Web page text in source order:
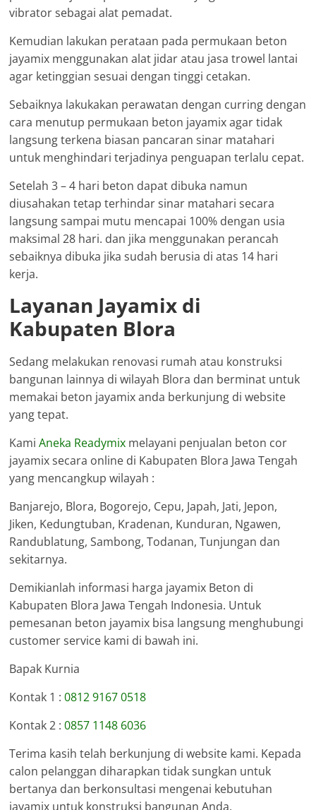
vibrator sebagai alat pemadat.
Kemudian lakukan perataan pada permukaan beton
jayamix menggunakan alat jidar atau jasa trowel lantai
agar ketinggian sesuai dengan tinggi cetakan.
Sebaiknya lakukakan perawatan dengan curring dengan
cara menutup permukaan beton jayamix agar tidak
langsung terkena biasan pancaran sinar matahari
untuk menghindari terjadinya penguapan terlalu cepat.
Setelah 3 – 4 hari beton dapat dibuka namun
diusahakan tetap terhindar sinar matahari secara
langsung sampai mutu mencapai 100% dengan usia
maksimal 28 hari. dan jika menggunakan perancah
sebaiknya dibuka jika sudah berusia di atas 14 hari
kerja.
Layanan Jayamix di
Kabupaten Blora
Sedang melakukan renovasi rumah atau konstruksi
bangunan lainnya di wilayah Blora dan berminat untuk
memakai beton jayamix anda berkunjung di website
yang tepat.
KamiAneka Readymix melayani penjualan beton cor
jayamix secara online di Kabupaten Blora Jawa Tengah
yang mencangkup wilayah :
Banjarejo, Blora, Bogorejo, Cepu, Japah, Jati, Jepon,
Jiken, Kedungtuban, Kradenan, Kunduran, Ngawen,
Randublatung, Sambong, Todanan, Tunjungan dan
sekitarnya.
Demikianlah informasi harga jayamix Beton di
Kabupaten Blora Jawa Tengah Indonesia. Untuk
pemesanan beton jayamix bisa langsung menghubungi
customer service kami di bawah ini.
Bapak Kurnia
Kontak 1 :0812 9167 0518
Kontak 2 :0857 1148 6036
Terima kasih telah berkunjung di website kami. Kepada
calon pelanggan diharapkan tidak sungkan untuk
bertanya dan berkonsultasi mengenai kebutuhan
jayamix untuk konstruksi bangunan Anda.